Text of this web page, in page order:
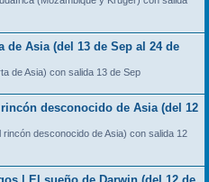
de Asia (del 13 de Sep al 24 de
de Asia) con salida 13 de Sep
desconocido de Asia (del 12
desconocido de Asia) con salida 12